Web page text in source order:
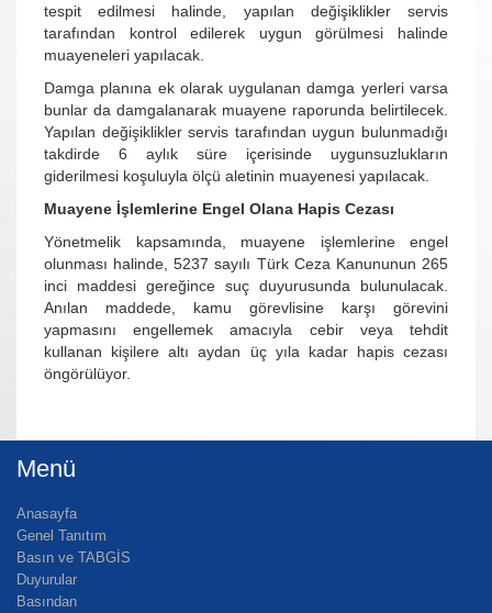
tespit edilmesi halinde, yapılan değişiklikler servis
tarafından kontrol edilerek uygun görülmesi halinde
muayeneleri yapılacak.
Damga planına ek olarak uygulanan damga yerleri varsa
bunlar da damgalanarak muayene raporunda belirtilecek.
Yapılan değişiklikler servis tarafından uygun bulunmadığı
takdirde 6 aylık süre içerisinde uygunsuzlukların
giderilmesi koşuluyla ölçü aletinin muayenesi yapılacak.
Muayene İşlemlerine Engel Olana Hapis Cezası
Yönetmelik kapsamında, muayene işlemlerine engel
olunması halinde, 5237 sayılı Türk Ceza Kanununun 265
inci maddesi gereğince suç duyurusunda bulunulacak.
Anılan maddede, kamu görevlisine karşı görevini
yapmasını engellemek amacıyla cebir veya tehdit
kullanan kişilere altı aydan üç yıla kadar hapis cezası
öngörülüyor.
Menü
Anasayfa
Genel Tanıtım
Basın ve TABGİS
Duyurular
Basından